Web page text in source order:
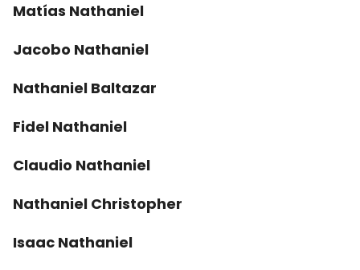
Matías Nathaniel
Jacobo Nathaniel
Nathaniel Baltazar
Fidel Nathaniel
Claudio Nathaniel
Nathaniel Christopher
Isaac Nathaniel